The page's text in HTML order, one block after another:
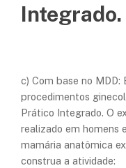
Integrado.
c) Com base no MDD:
procedimentos
Prático Integrado. O
realizado em homens
mamária anatômica
construa a atividade: